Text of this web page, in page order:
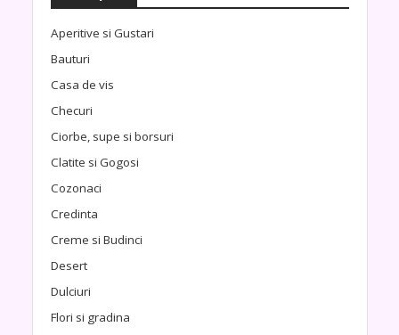
Aperitive si Gustari
Bauturi
Casa de vis
Checuri
Ciorbe, supe si borsuri
Clatite si Gogosi
Cozonaci
Credinta
Creme si Budinci
Desert
Dulciuri
Flori si gradina